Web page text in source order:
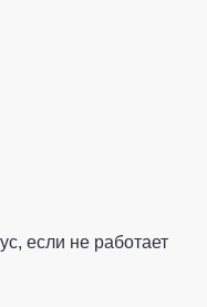
если не работает